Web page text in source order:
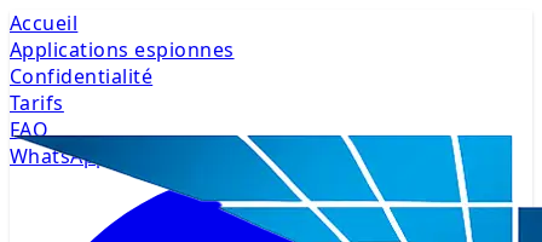
Accueil
Applications espionnes
Confidentialité
Tarifs
FAQ
WhatsApp